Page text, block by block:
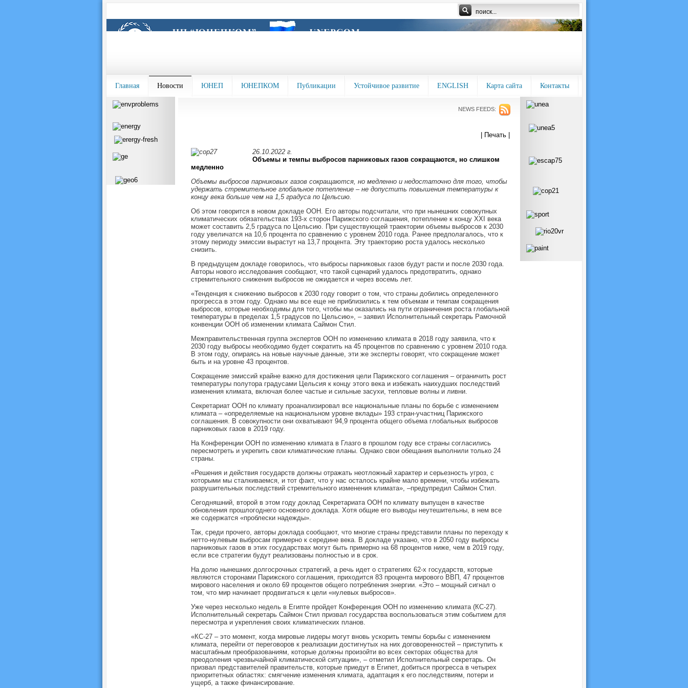
Главная Новости ЮНЕП ЮНЕПКОМ Публикации Устойчивое развитие ENGLISH Карта сайта Контакты
NEWS FEEDS:
| Печать |
26.10.2022 г.
Объемы и темпы выбросов парниковых газов сокращаются, но слишком
медленно
Объемы выбросов парниковых газов сокращаются, но медленно и недостаточно для того, чтобы
удержать стремительное глобальное потепление – не допустить повышения температуры к
концу века больше чем на 1,5 градуса по Цельсию.
Об этом говорится в новом докладе ООН. Его авторы подсчитали, что при нынешних совокупных
климатических обязательствах 193-х сторон Парижского соглашения, потепление к концу XXI века
может составить 2,5 градуса по Цельсию. При существующей траектории объемы выбросов к 2030
году увеличатся на 10,6 процента по сравнению с уровнем 2010 года. Ранее предполагалось, что к
этому периоду эмиссии вырастут на 13,7 процента. Эту траекторию роста удалось несколько
снизить.
В предыдущем докладе говорилось, что выбросы парниковых газов будут расти и после 2030 года.
Авторы нового исследования сообщают, что такой сценарий удалось предотвратить, однако
стремительного снижения выбросов не ожидается и через восемь лет.
«Тенденция к снижению выбросов к 2030 году говорит о том, что страны добились определенного
прогресса в этом году. Однако мы все еще не приблизились к тем объемам и темпам сокращения
выбросов, которые необходимы для того, чтобы мы оказались на пути ограничения роста глобальной
температуры в пределах 1,5 градусов по Цельсию», – заявил Исполнительный секретарь Рамочной
конвенции ООН об изменении климата Саймон Стил.
Межправительственная группа экспертов ООН по изменению климата в 2018 году заявила, что к
2030 году выбросы необходимо будет сократить на 45 процентов по сравнению с уровнем 2010 года.
В этом году, опираясь на новые научные данные, эти же эксперты говорят, что сокращение может
быть и на уровне 43 процентов.
Сокращение эмиссий крайне важно для достижения цели Парижского соглашения – ограничить рост
температуры полутора градусами Цельсия к концу этого века и избежать наихудших последствий
изменения климата, включая более частые и сильные засухи, тепловые волны и ливни.
Секретариат ООН по климату проанализировал все национальные планы по борьбе с изменением
климата – «определяемые на национальном уровне вклады» 193 стран-участниц Парижского
соглашения. В совокупности они охватывают 94,9 процента общего объема глобальных выбросов
парниковых газов в 2019 году.
На Конференции ООН по изменению климата в Глазго в прошлом году все страны согласились
пересмотреть и укрепить свои климатические планы. Однако свои обещания выполнили только 24
страны.
«Решения и действия государств должны отражать неотложный характер и серьезность угроз, с
которыми мы сталкиваемся, и тот факт, что у нас осталось крайне мало времени, чтобы избежать
разрушительных последствий стремительного изменения климата», –предупредил Саймон Стил.
Сегодняшний, второй в этом году доклад Секретариата ООН по климату выпущен в качестве
обновления прошлогоднего основного доклада. Хотя общие его выводы неутешительны, в нем все
же содержатся «проблески надежды».
Так, среди прочего, авторы доклада сообщают, что многие страны представили планы по переходу к
нетто-нулевым выбросам примерно к середине века. В докладе указано, что в 2050 году выбросы
парниковых газов в этих государствах могут быть примерно на 68 процентов ниже, чем в 2019 году,
если все стратегии будут реализованы полностью и в срок.
На долю нынешних долгосрочных стратегий, а речь идет о стратегиях 62-х государств, которые
являются сторонами Парижского соглашения, приходится 83 процента мирового ВВП, 47 процентов
мирового населения и около 69 процентов общего потребления энергии. «Это – мощный сигнал о
том, что мир начинает продвигаться к цели «нулевых выбросов».
Уже через несколько недель в Египте пройдет Конференция ООН по изменению климата (КС-27).
Исполнительный секретарь Саймон Стил призвал государства воспользоваться этим событием для
пересмотра и укрепления своих климатических планов.
«КС-27 – это момент, когда мировые лидеры могут вновь ускорить темпы борьбы с изменением
климата, перейти от переговоров к реализации достигнутых на них договоренностей – приступить к
масштабным преобразованиям, которые должны произойти во всех секторах общества для
преодоления чрезвычайной климатической ситуации», – отметил Исполнительный секретарь. Он
призвал представителей правительств, которые приедут в Египет, добиться прогресса в четырех
приоритетных областях: смягчение изменения климата, адаптация к его последствиям, потери и
ущерб, а также финансирование.